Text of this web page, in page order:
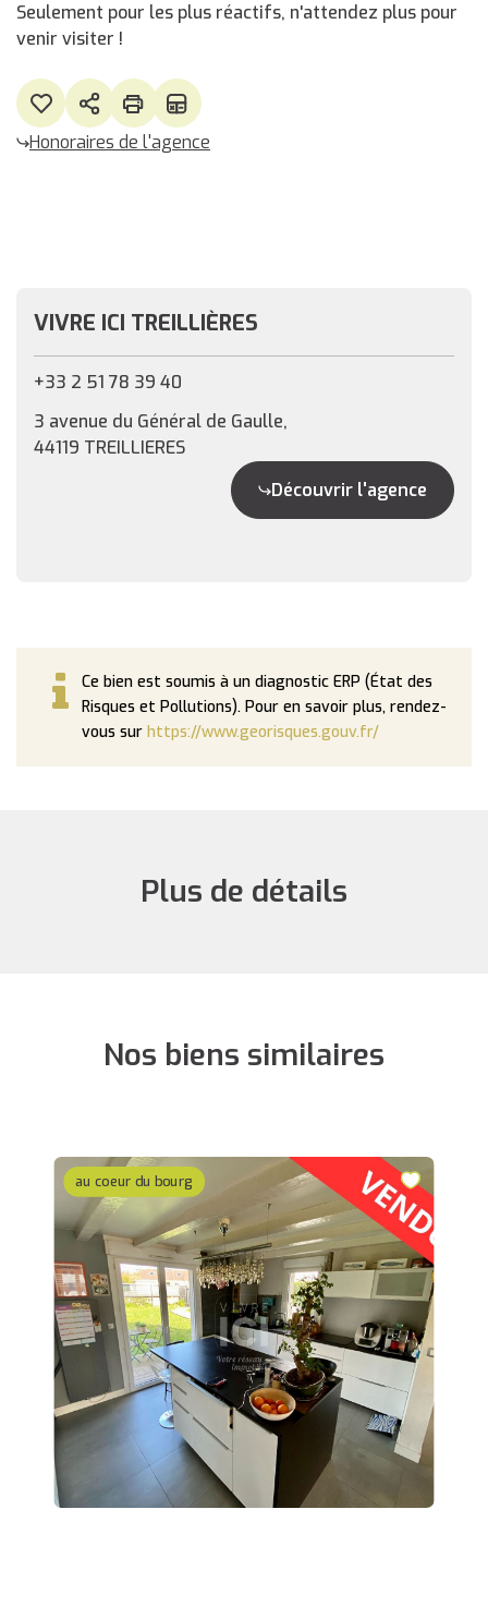
Seulement pour les plus réactifs, n'attendez plus pour
venir visiter !
Honoraires de l'agence
VIVRE ICI TREILLIÈRES
+33 2 51 78 39 40
3 avenue du Général de Gaulle,
44119 TREILLIERES
Découvrir l'agence
Ce bien est soumis à un diagnostic ERP (État des
Risques et Pollutions). Pour en savoir plus, rendez-
vous sur https://www.georisques.gouv.fr/
Plus de détails
Nos biens similaires
au coeur du bourg